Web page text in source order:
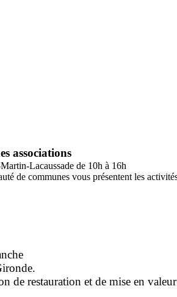
associations
Lacaussade de 10h à 16h
de communes vous présentent les
de restauration et de mise en